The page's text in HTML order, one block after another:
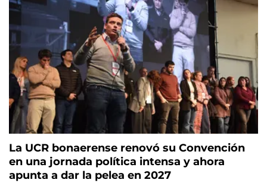
La UCR bonaerense renovó su Convención
en una jornada política intensa y ahora
apunta a dar la pelea en 2027